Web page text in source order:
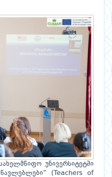
უნივერსიტეტში
(Teachers of